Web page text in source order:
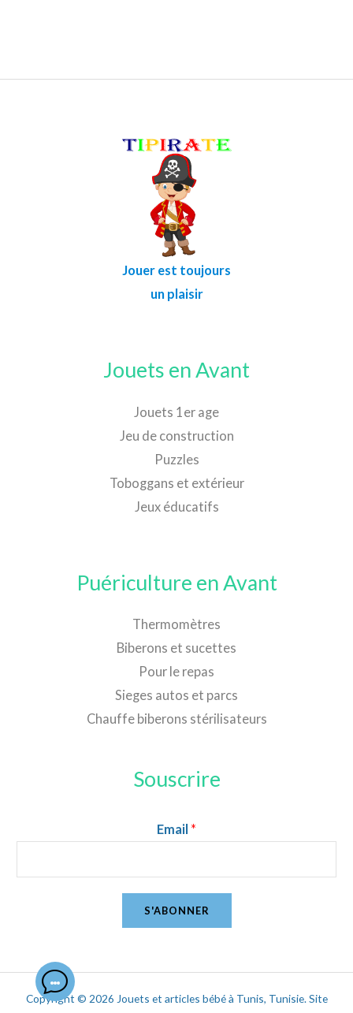
Jouer est toujours
un plaisir
Jouets en Avant
Jouets 1er age
Jeu de construction
Puzzles
Toboggans et extérieur
Jeux éducatifs
Puériculture en Avant
Thermomètres
Biberons et sucettes
Pour le repas
Sieges autos et parcs
Chauffe biberons stérilisateurs
Souscrire
Email *
S'ABONNER
Copyright © 2026 Jouets et articles bébé à Tunis, Tunisie. Site